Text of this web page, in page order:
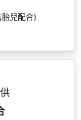
兒配合)